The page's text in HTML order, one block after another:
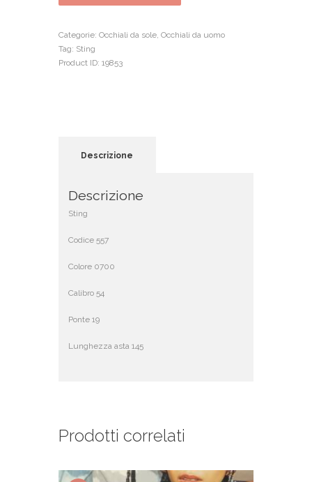
Categorie: Occhiali da sole, Occhiali da uomo
Tag: Sting
Product ID: 19853
Descrizione
Descrizione
Sting
Codice 557
Colore 0700
Calibro 54
Ponte 19
Lunghezza asta 145
Prodotti correlati